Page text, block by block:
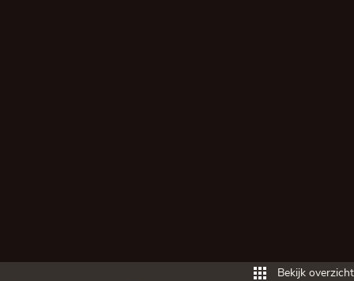
Bekijk overzicht